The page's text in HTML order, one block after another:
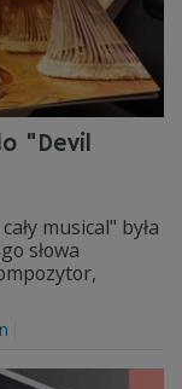
"Devil
musical" była
słowa